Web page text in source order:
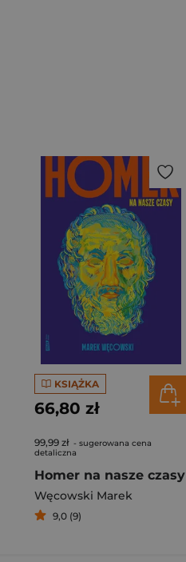
KSIĄŻKA
66,80 zł
99,99 zł - sugerowana cena
detaliczna
Homer na nasze czasy
Węcowski Marek
9,0 (9)